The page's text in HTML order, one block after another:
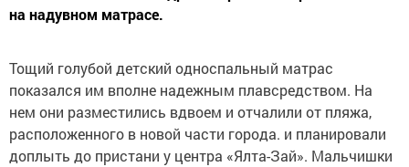
на надувном матрасе.
Тощий голубой детский односпальный матрас
показался им вполне надежным плавсредством. На
нем они разместились вдвоем и отчалили от пляжа,
расположенного в новой части города. и планировали
доплыть до пристани у центра «Ялта-Зай». Мальчишки